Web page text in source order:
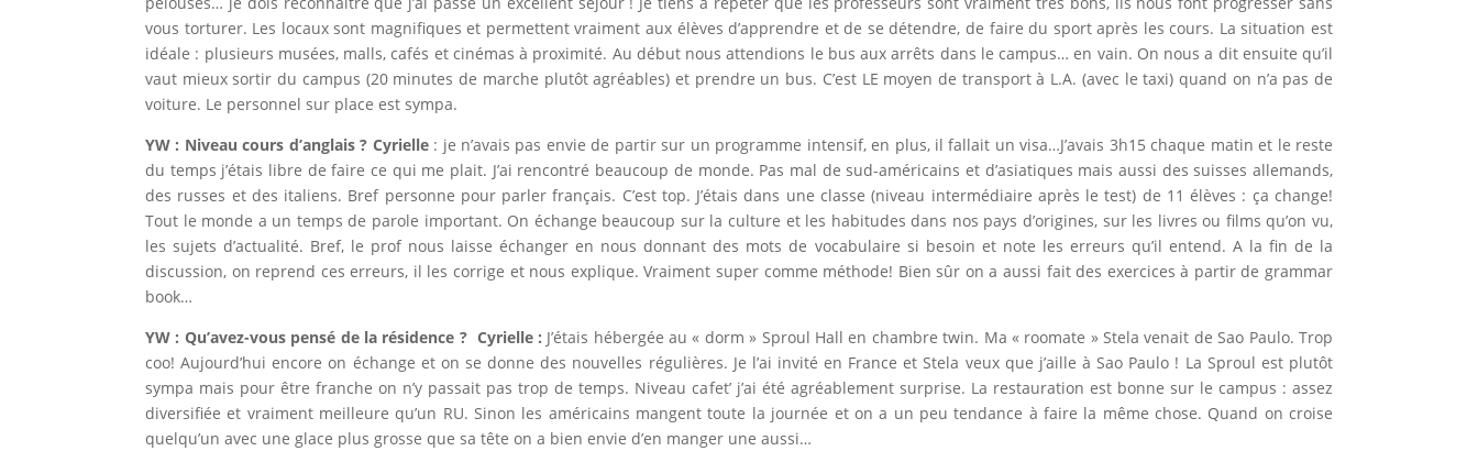
vous torturer. Les locaux sont magnifiques et permettent vraiment aux élèves d’apprendre et de se détendre, de faire du sport après les cours. La situation est
idéale : plusieurs musées, malls, cafés et cinémas à proximité. Au début nous attendions le bus aux arrêts dans le campus… en vain. On nous a dit ensuite qu’il
vaut mieux sortir du campus (20 minutes de marche plutôt agréables) et prendre un bus. C’est LE moyen de transport à L.A. (avec le taxi) quand on n’a pas de
voiture. Le personnel sur place est sympa.
YW : Niveau cours d’anglais ? Cyrielle: je n’avais pas envie de partir sur un programme intensif, en plus, il fallait un visa…J’avais 3h15 chaque matin et le reste
du temps j’étais libre de faire ce qui me plait. J’ai rencontré beaucoup de monde. Pas mal de sud-américains et d’asiatiques mais aussi des suisses allemands,
des russes et des italiens. Bref personne pour parler français. C’est top. J’étais dans une classe (niveau intermédiaire après le test) de 11 élèves : ça change!
Tout le monde a un temps de parole important. On échange beaucoup sur la culture et les habitudes dans nos pays d’origines, sur les livres ou films qu’on vu,
les sujets d’actualité. Bref, le prof nous laisse échanger en nous donnant des mots de vocabulaire si besoin et note les erreurs qu’il entend. A la fin de la
discussion, on reprend ces erreurs, il les corrige et nous explique. Vraiment super comme méthode! Bien sûr on a aussi fait des exercices à partir de grammar
book…
YW : Qu’avez-vous pensé de la résidence ? Cyrielle : J’étais hébergée au « dorm » Sproul Hall en chambre twin. Ma « roomate » Stela venait de Sao Paulo. Trop
coo! Aujourd’hui encore on échange et on se donne des nouvelles régulières. Je l’ai invité en France et Stela veux que j’aille à Sao Paulo ! La Sproul est plutôt
sympa mais pour être franche on n’y passait pas trop de temps. Niveau cafet’ j’ai été agréablement surprise. La restauration est bonne sur le campus : assez
diversifiée et vraiment meilleure qu’un RU. Sinon les américains mangent toute la journée et on a un peu tendance à faire la même chose. Quand on croise
quelqu’un avec une glace plus grosse que sa tête on a bien envie d’en manger une aussi…